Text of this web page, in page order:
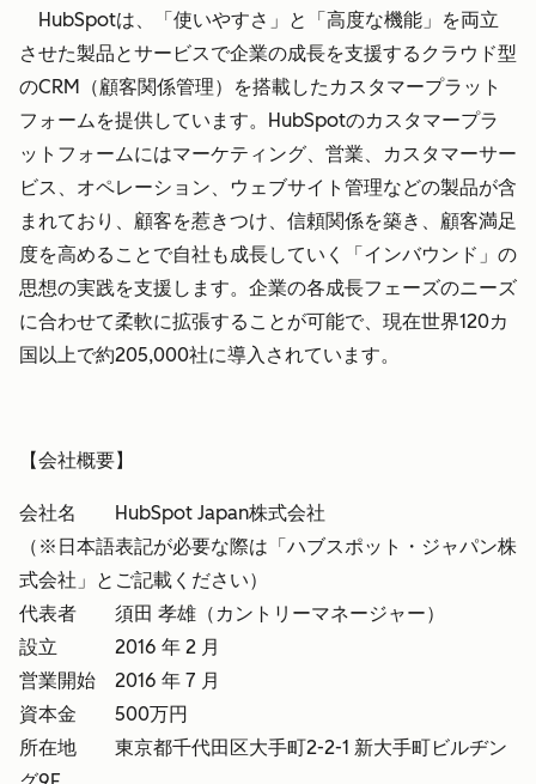
HubSpotは、「使いやすさ」と「高度な機能」を両立
させた製品とサービスで企業の成長を支援するクラウド型
のCRM（顧客関係管理）を搭載したカスタマープラット
フォームを提供しています。HubSpotのカスタマープラ
ットフォームにはマーケティング、営業、カスタマーサー
ビス、オペレーション、ウェブサイト管理などの製品が含
まれており、顧客を惹きつけ、信頼関係を築き、顧客満足
度を高めることで自社も成長していく「インバウンド」の
思想の実践を支援します。企業の各成長フェーズのニーズ
に合わせて柔軟に拡張することが可能で、現在世界120カ
国以上で約205,000社に導入されています。
【会社概要】
会社名 HubSpot Japan株式会社
（※日本語表記が必要な際は「ハブスポット・ジャパン株
式会社」とご記載ください）
代表者 須田 孝雄（カントリーマネージャー）
設立 2016 年 2 月
営業開始 2016 年 7 月
資本金 500万円
所在地 東京都千代田区大手町2-2-1 新大手町ビルヂン